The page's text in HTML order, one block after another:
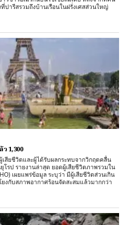
ปารีสรวมถึงบ้านเรือนในฝรั่งเศสส่วนใหญ่
1,300
สียชีวิตและผู้ได้รับผลกระทบจากวิกฤตคลื่น
าพรวมใน
เผยแพร่ข้อมูล ระบุว่า มีผู้เสียชีวิตส่วนเกิน
งกับสภาพอากาศร้อนจัดสะสมแล้วมากกว่า